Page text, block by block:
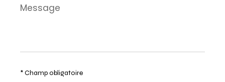
Message
*
* Champ obligatoire